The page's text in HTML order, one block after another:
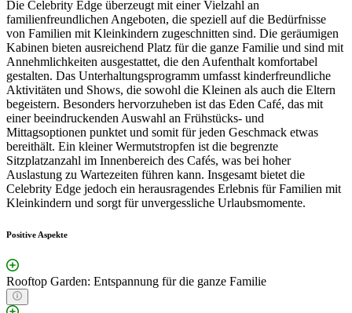
Die Celebrity Edge überzeugt mit einer Vielzahl an
familienfreundlichen Angeboten, die speziell auf die Bedürfnisse
von Familien mit Kleinkindern zugeschnitten sind. Die geräumigen
Kabinen bieten ausreichend Platz für die ganze Familie und sind mit
Annehmlichkeiten ausgestattet, die den Aufenthalt komfortabel
gestalten. Das Unterhaltungsprogramm umfasst kinderfreundliche
Aktivitäten und Shows, die sowohl die Kleinen als auch die Eltern
begeistern. Besonders hervorzuheben ist das Eden Café, das mit
einer beeindruckenden Auswahl an Frühstücks- und
Mittagsoptionen punktet und somit für jeden Geschmack etwas
bereithält. Ein kleiner Wermutstropfen ist die begrenzte
Sitzplatzanzahl im Innenbereich des Cafés, was bei hoher
Auslastung zu Wartezeiten führen kann. Insgesamt bietet die
Celebrity Edge jedoch ein herausragendes Erlebnis für Familien mit
Kleinkindern und sorgt für unvergessliche Urlaubsmomente.
Positive Aspekte
Rooftop Garden: Entspannung für die ganze Familie